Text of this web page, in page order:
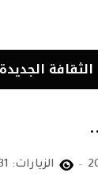
الثقافة الجدیدة
الزيارات: 2031